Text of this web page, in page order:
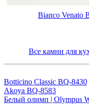
Bianco Venato
Все камни для
Botticino Classic BQ-8430
Akoya BQ-8583
Белый олимп | Olympus